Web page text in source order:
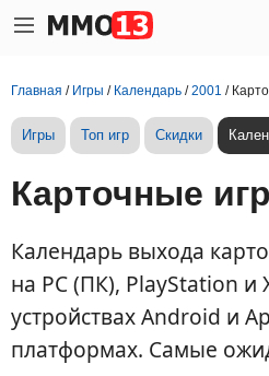
Главная / Игры / Календарь /2001 /
Игры Топ игр Скидки
Карточные
Календарь выхода
на PC (ПК), PlayStation
устройствах Android и
платформах. Самые